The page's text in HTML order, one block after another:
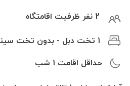
2 نفر ظرفیت اقامتگاه
1 تخت دبل - بدون تخت سینگل
حداقل اقامت 1 شب